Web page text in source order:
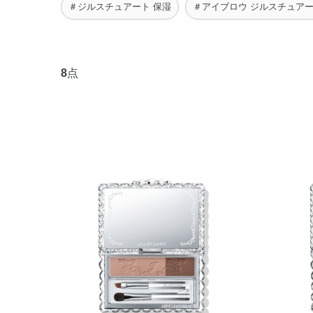
＃ジルスチュアート 保湿 ＃アイブロウ ジルスチュア
8点